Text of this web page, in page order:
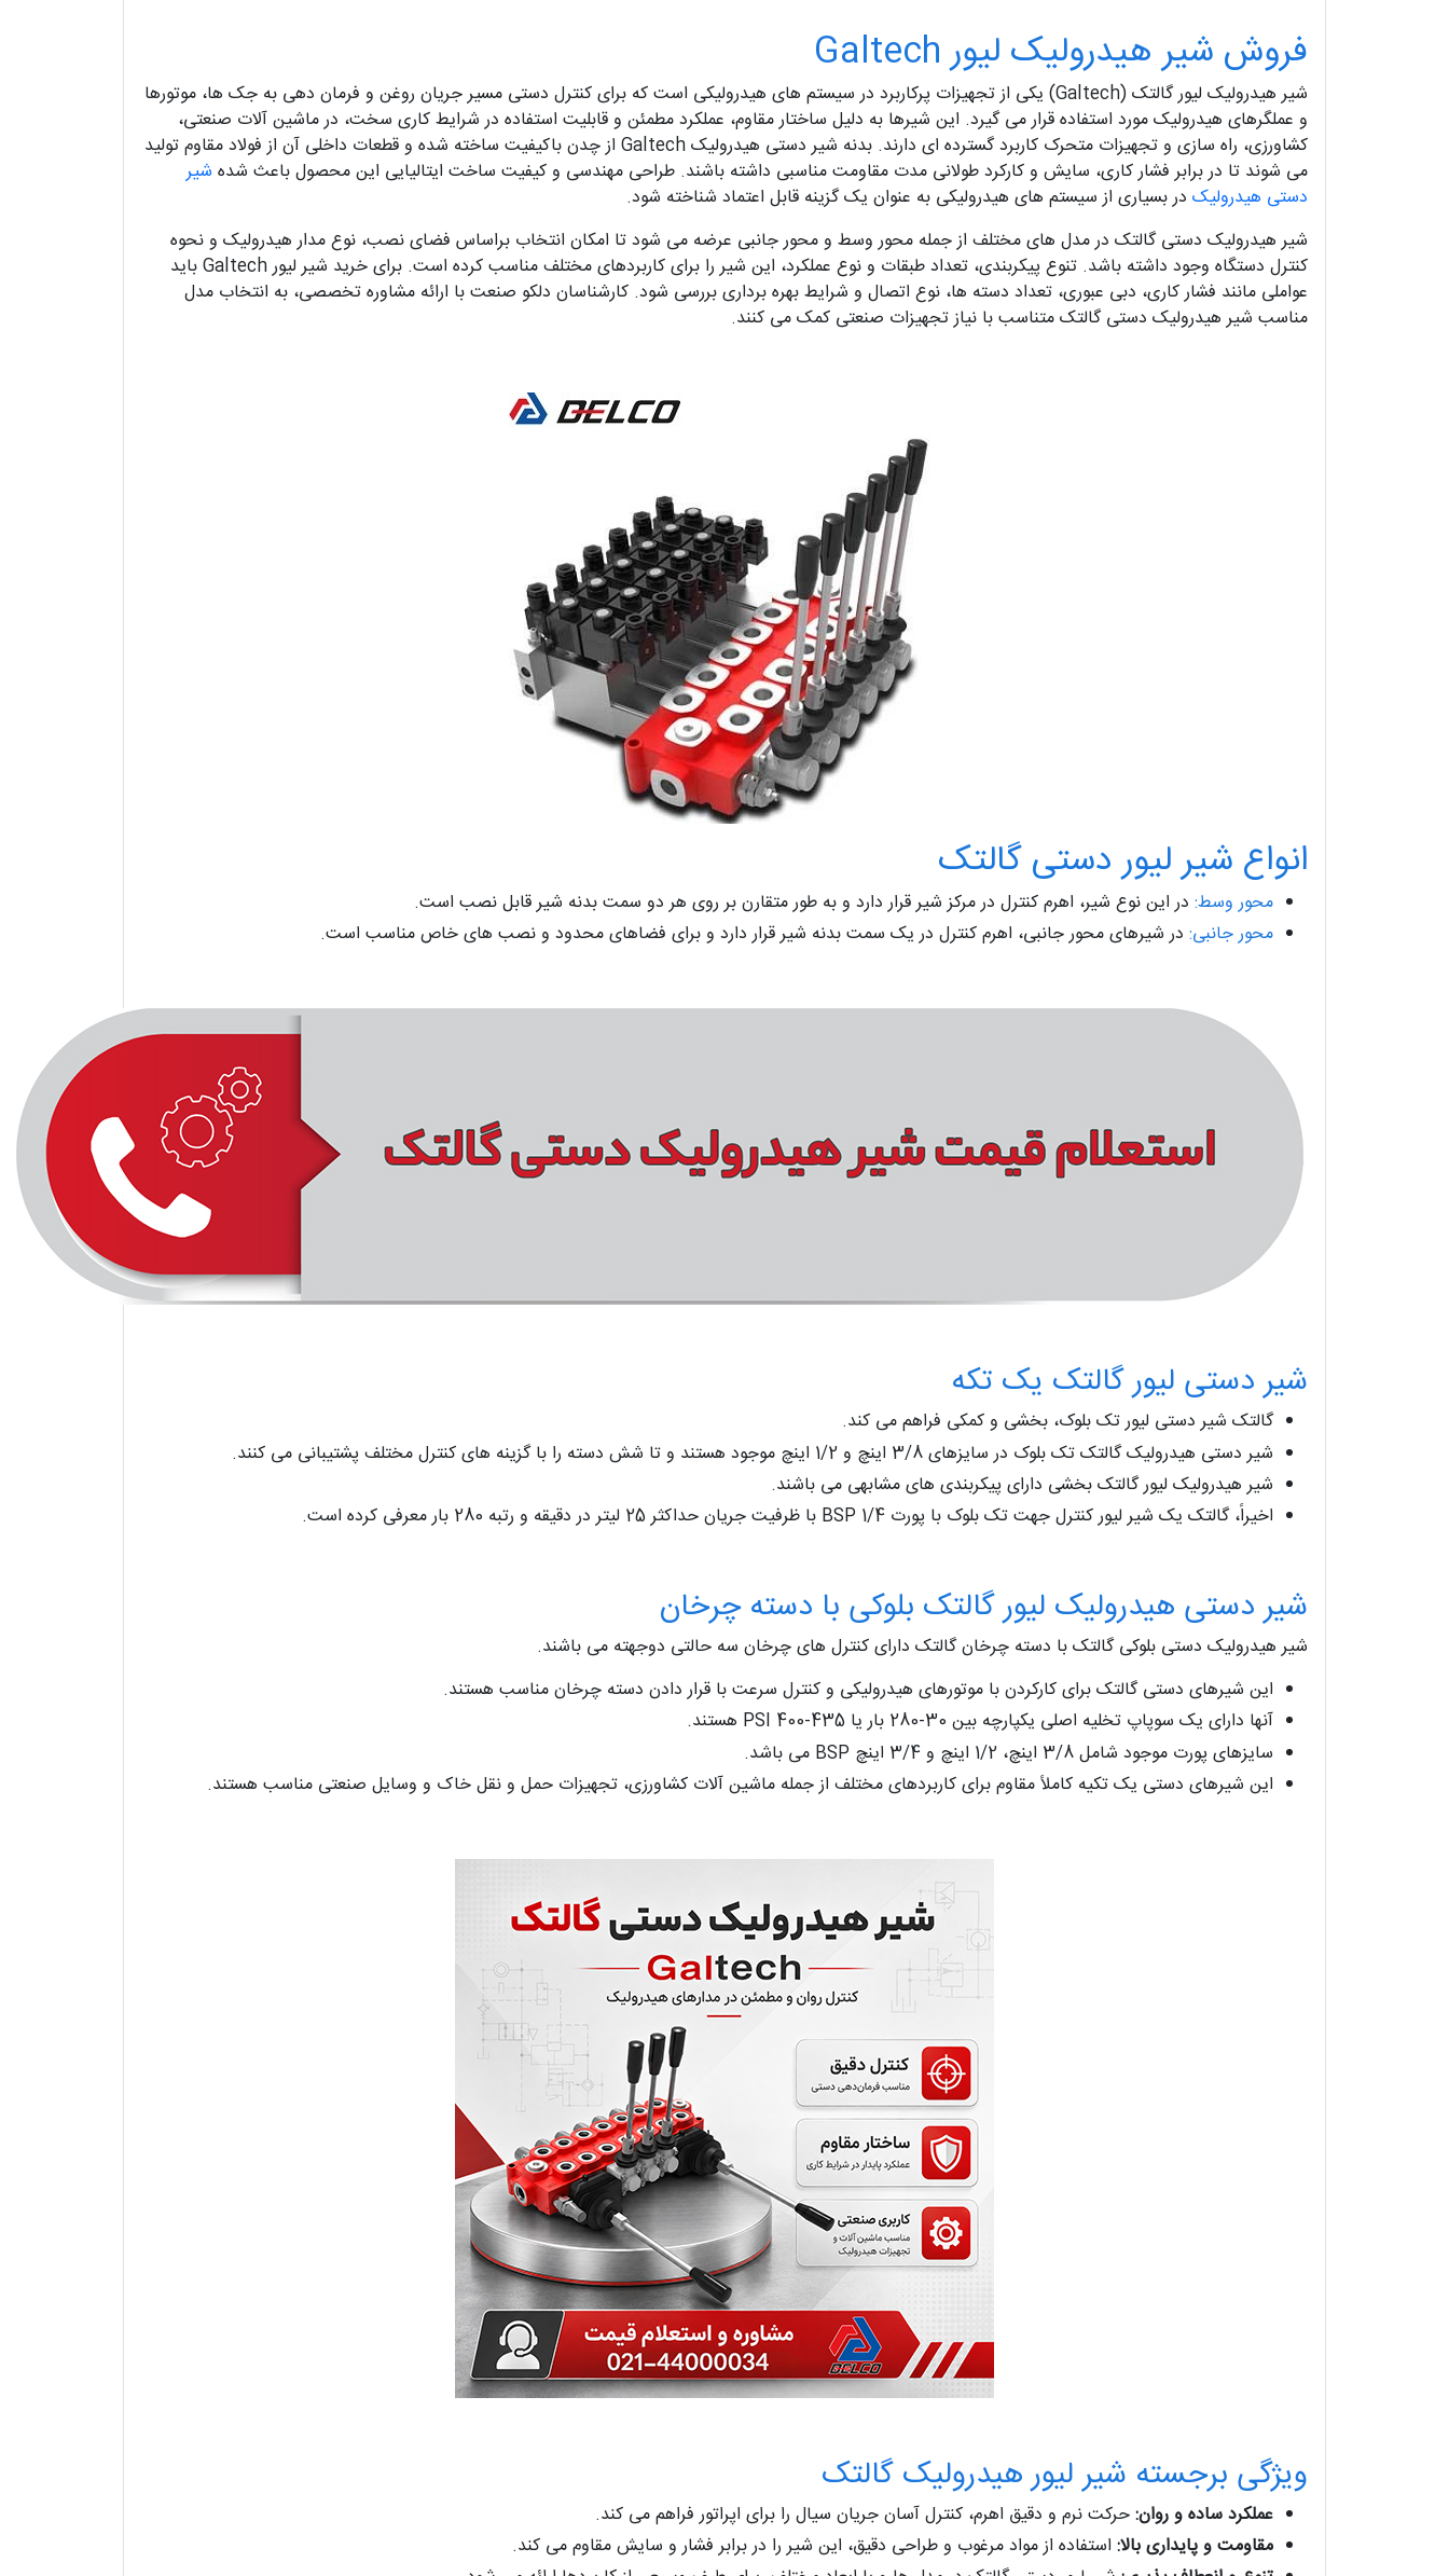
فروش شیر هیدرولیک لیور Galtech
شیر هیدرولیک لیور گالتک (Galtech) یکی از تجهیزات پرکاربرد در سیستم های هیدرولیکی است که برای کنترل دستی مسیر جریان روغن و فرمان دهی به جک ها، موتورها
و عملگرهای هیدرولیک مورد استفاده قرار می گیرد. این شیرها به دلیل ساختار مقاوم، عملکرد مطمئن و قابلیت استفاده در شرایط کاری سخت، در ماشین آلات صنعتی،
کشاورزی، راه سازی و تجهیزات متحرک کاربرد گسترده ای دارند. بدنه شیر دستی هیدرولیک Galtech از چدن باکیفیت ساخته شده و قطعات داخلی آن از فولاد مقاوم تولید
می شوند تا در برابر فشار کاری، سایش و کارکرد طولانی مدت مقاومت مناسبی داشته باشند. طراحی مهندسی و کیفیت ساخت ایتالیایی این محصول باعث شده شیر
دستی هیدرولیک در بسیاری از سیستم های هیدرولیکی به عنوان یک گزینه قابل اعتماد شناخته شود.
شیر هیدرولیک دستی گالتک در مدل های مختلف از جمله محور وسط و محور جانبی عرضه می شود تا امکان انتخاب براساس فضای نصب، نوع مدار هیدرولیک و نحوه
کنترل دستگاه وجود داشته باشد. تنوع پیکربندی، تعداد طبقات و نوع عملکرد، این شیر را برای کاربردهای مختلف مناسب کرده است. برای خرید شیر لیور Galtech باید
عواملی مانند فشار کاری، دبی عبوری، تعداد دسته ها، نوع اتصال و شرایط بهره برداری بررسی شود. کارشناسان دلکو صنعت با ارائه مشاوره تخصصی، به انتخاب مدل
مناسب شیر هیدرولیک دستی گالتک متناسب با نیاز تجهیزات صنعتی کمک می کنند.
انواع شیر لیور دستی گالتک
محور وسط: در این نوع شیر، اهرم کنترل در مرکز شیر قرار دارد و به طور متقارن بر روی هر دو سمت بدنه شیر قابل نصب است.
محور جانبی: در شیرهای محور جانبی، اهرم کنترل در یک سمت بدنه شیر قرار دارد و برای فضاهای محدود و نصب های خاص مناسب است.
شیر دستی لیور گالتک یک تکه
گالتک شیر دستی لیور تک بلوک، بخشی و کمکی فراهم می کند.
شیر دستی هیدرولیک گالتک تک بلوک در سایزهای 3/8 اینچ و 1/2 اینچ موجود هستند و تا شش دسته را با گزینه های کنترل مختلف پشتیبانی می کنند.
شیر هیدرولیک لیور گالتک بخشی دارای پیکربندی های مشابهی می باشند.
اخیراً، گالتک یک شیر لیور کنترل جهت تک بلوک با پورت BSP 1/4 با ظرفیت جریان حداکثر 25 لیتر در دقیقه و رتبه 280 بار معرفی کرده است.
شیر دستی هیدرولیک لیور گالتک بلوکی با دسته چرخان
شیر هیدرولیک دستی بلوکی گالتک با دسته چرخان گالتک دارای کنترل های چرخان سه حالتی دوجهته می باشند.
این شیرهای دستی گالتک برای کارکردن با موتورهای هیدرولیکی و کنترل سرعت با قرار دادن دسته چرخان مناسب هستند.
آنها دارای یک سوپاپ تخلیه اصلی یکپارچه بین 30-280 بار یا 435-400 PSI هستند.
سایزهای پورت موجود شامل 3/8 اینچ، 1/2 اینچ و 3/4 اینچ BSP می باشد.
این شیرهای دستی یک تکیه کاملاً مقاوم برای کاربردهای مختلف از جمله ماشین آلات کشاورزی، تجهیزات حمل و نقل خاک و وسایل صنعتی مناسب هستند.
ویژگی برجسته شیر لیور هیدرولیک گالتک
عملکرد ساده و روان:حرکت نرم و دقیق اهرم، کنترل آسان جریان سیال را برای اپراتور فراهم می کند.
مقاومت و پایداری بالا: استفاده از مواد مرغوب و طراحی دقیق، این شیر را در برابر فشار و سایش مقاوم می کند.